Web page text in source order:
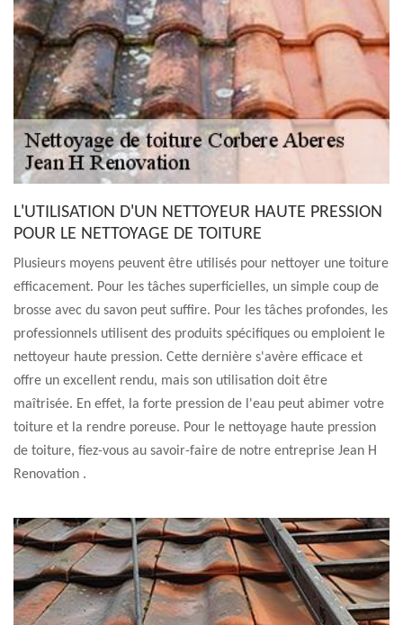
L'UTILISATION D'UN NETTOYEUR HAUTE PRESSION
POUR LE NETTOYAGE DE TOITURE
Plusieurs moyens peuvent être utilisés pour nettoyer une toiture
efficacement. Pour les tâches superficielles, un simple coup de
brosse avec du savon peut suffire. Pour les tâches profondes, les
professionnels utilisent des produits spécifiques ou emploient le
nettoyeur haute pression. Cette dernière s'avère efficace et
offre un excellent rendu, mais son utilisation doit être
maîtrisée. En effet, la forte pression de l'eau peut abimer votre
toiture et la rendre poreuse. Pour le nettoyage haute pression
de toiture, fiez-vous au savoir-faire de notre entreprise Jean H
Renovation .